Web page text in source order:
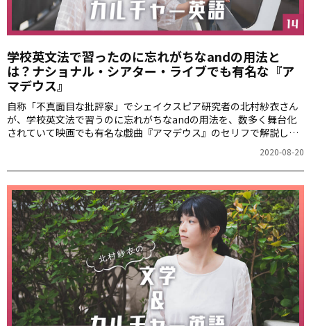
学校英文法で習ったのに忘れがちなandの用法と
は？ナショナル・シアター・ライブでも有名な『ア
マデウス』
自称「不真面目な批評家」でシェイクスピア研究者の北村紗衣さん
が、学校英文法で習うのに忘れがちなandの用法を、数多く舞台化
されていて映画でも有名な戯曲『アマデウス』のセリフで解説しま
2020-08-20